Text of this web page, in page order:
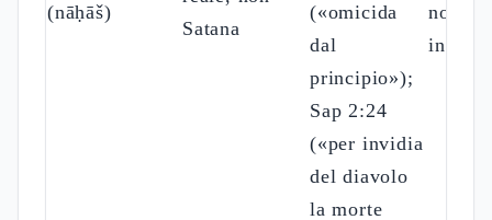
(nāḥāš)
Satana
(«omicida
dal
principio»);
Sap 2:24
(«per invidia
del diavolo
la morte
non